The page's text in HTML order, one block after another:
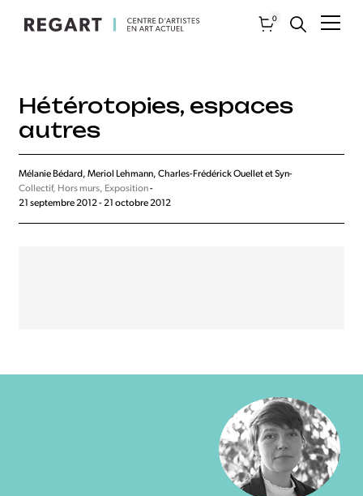
0
Hétérotopies, espaces
autres
Mélanie Bédard, Meriol Lehmann, Charles-Frédérick Ouellet et Syn-
Collectif, Hors murs, Exposition-
21 septembre 2012 - 21 octobre 2012